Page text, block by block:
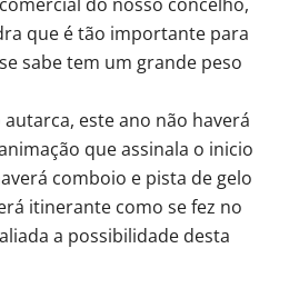
que é tão importante para
sabe tem um grande peso
este ano não haverá
que assinala o inicio
comboio e pista de gelo
itinerante como se fez no
a possibilidade desta